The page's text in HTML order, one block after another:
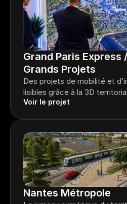
Grand Paris Express
Grands Projets
Des projets de mobilité et
lisibles grâce à la 3D
Voir le projet
Nantes Métropole